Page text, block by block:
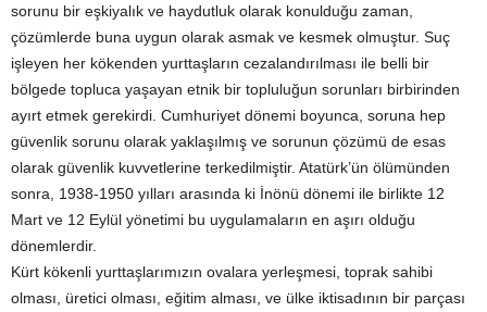
sorunu bir eşkiyalık ve haydutluk olarak konulduğu zaman,
çözümlerde buna uygun olarak asmak ve kesmek olmuştur. Suç
işleyen her kökenden yurttaşların cezalandırılması ile belli bir
bölgede topluca yaşayan etnik bir topluluğun sorunları birbirinden
ayırt etmek gerekirdi. Cumhuriyet dönemi boyunca, soruna hep
güvenlik sorunu olarak yaklaşılmış ve sorunun çözümü de esas
olarak güvenlik kuvvetlerine terkedilmiştir. Atatürk’ün ölümünden
sonra, 1938-1950 yılları arasında ki İnönü dönemi ile birlikte 12
Mart ve 12 Eylül yönetimi bu uygulamaların en aşırı olduğu
dönemlerdir.
Kürt kökenli yurttaşlarımızın ovalara yerleşmesi, toprak sahibi
olması, üretici olması, eğitim alması, ve ülke iktisadının bir parçası